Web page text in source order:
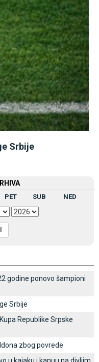
Srbije
PET SUB NED
godine ponovo šampioni
Srbije
Republike Srpske
zbog povrede